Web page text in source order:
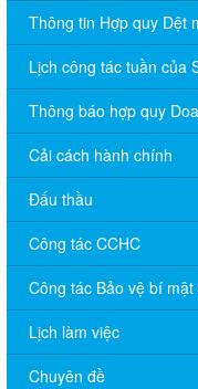
Thông tin Hợp quy Dệt
Lịch công tác tuần của
Thông báo hợp quy
Cải cách hành chính
Đấu thầu
Công tác CCHC
Công tác Bảo vệ bí
Lịch làm việc
Chuyên đề